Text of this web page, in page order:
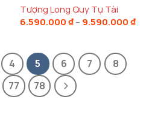
Tượng Long Quy Tụ Tài
6.590.000 ₫ – 9.590.000 ₫
4 5 6 7
8
77 78